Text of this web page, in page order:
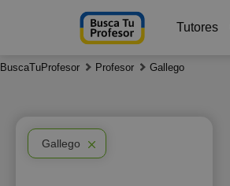
Tutores
BuscaTuProfesor Profesor Gallego
Gallego